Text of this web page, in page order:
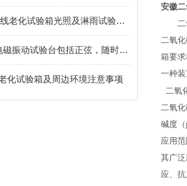
juwei紫外线老化试验箱光照及淋雨试验环节介绍
新款4吨电磁振动试验台包括正弦，随时，冲击及共振搜索与驻留软件
化试验箱及周边环境注意事项
安徽
二氧
箱要
一种
二氧
二氧
碱度
应用
其广
应、